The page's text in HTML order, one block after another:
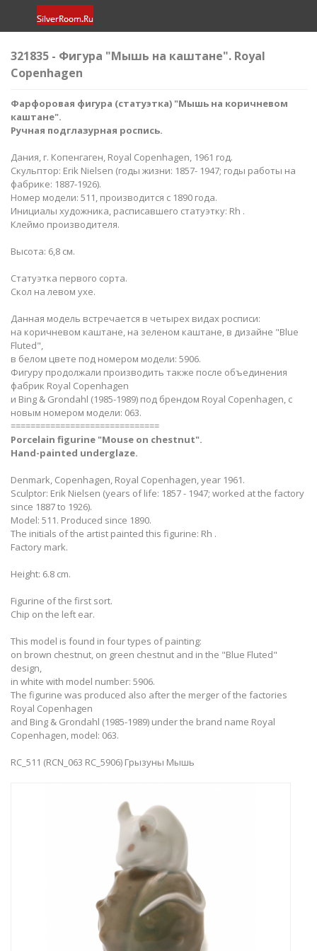
321835 - Фигура "Мышь на каштане". Royal
Copenhagen
Фарфоровая фигура (статуэтка) "Мышь на коричневом
каштане".
Ручная подглазурная роспись.
Дания, г. Копенгаген, Royal Copenhagen, 1961 год.
Скульптор: Erik Nielsen (годы жизни: 1857- 1947; годы работы на
фабрике: 1887-1926).
Номер модели: 511, производится с 1890 года.
Инициалы художника, расписавшего статуэтку: Rh .
Клеймо производителя.
Высота: 6,8 см.
Статуэтка первого сорта.
Cкол на левом ухе.
Данная модель встречается в четырех видах росписи:
на коричневом каштане, на зеленом каштане, в дизайне "Blue
Fluted",
в белом цвете под номером модели: 5906.
Фигуру продолжали производить также после объединения
фабрик Royal Copenhagen
и Bing & Grondahl (1985-1989) под брендом Royal Copenhagen, с
новым номером модели: 063.
==============================
Porcelain figurine "Mouse on chestnut".
Hand-painted underglaze.
Denmark, Copenhagen, Royal Copenhagen, year 1961.
Sculptor: Erik Nielsen (years of life: 1857 - 1947; worked at the factory
since 1887 to 1926).
Model: 511. Produced since 1890.
​The initials of the artist painted this figurine: Rh .
Factory mark.
Height: 6.8 cm.
Figurine of the first sort.
Chip on the left ear.
This model is found in four types of painting:
on brown chestnut, on green chestnut and in the "Blue Fluted"
design,
in white with model number: 5906.
The figurine was produced also after the merger of the factories
Royal Copenhagen
and Bing & Grondahl (1985-1989) under the brand name Royal
Copenhagen, model: 063.
RC_511 (RCN_063 RC_5906) Грызуны Мышь